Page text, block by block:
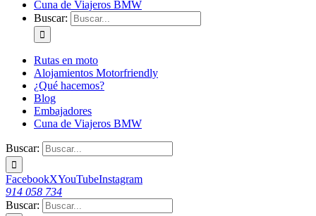
Cuna de Viajeros BMW
Buscar:
Rutas en moto
Alojamientos Motorfriendly
¿Qué hacemos?
Blog
Embajadores
Cuna de Viajeros BMW
Buscar:
FacebookXYouTubeInstagram
914 058 734
Buscar: